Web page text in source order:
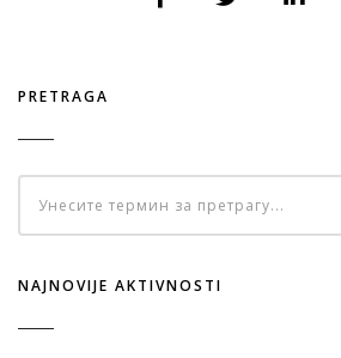
PRETRAGA
NAJNOVIJE AKTIVNOSTI